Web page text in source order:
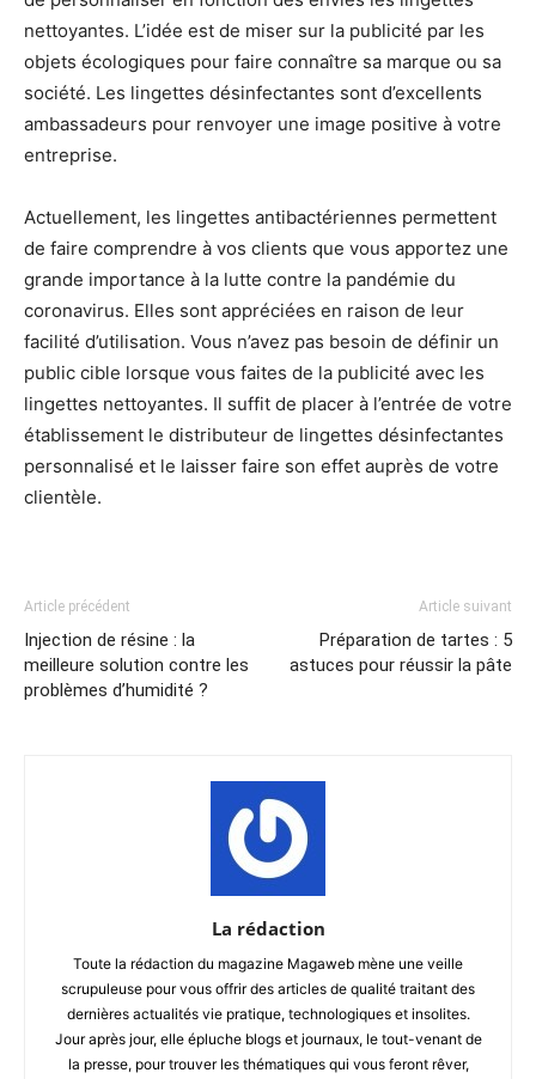
nettoyantes. L’idée est de miser sur la publicité par les
objets écologiques pour faire connaître sa marque ou sa
société. Les lingettes désinfectantes sont d’excellents
ambassadeurs pour renvoyer une image positive à votre
entreprise.
Actuellement, les lingettes antibactériennes permettent
de faire comprendre à vos clients que vous apportez une
grande importance à la lutte contre la pandémie du
coronavirus. Elles sont appréciées en raison de leur
facilité d’utilisation. Vous n’avez pas besoin de définir un
public cible lorsque vous faites de la publicité avec les
lingettes nettoyantes. Il suffit de placer à l’entrée de votre
établissement le distributeur de lingettes désinfectantes
personnalisé et le laisser faire son effet auprès de votre
clientèle.
Article précédent
Injection de résine : la
meilleure solution contre les
problèmes d’humidité ?
Article suivant
Préparation de tartes : 5
astuces pour réussir la pâte
La rédaction
Toute la rédaction du magazine Magaweb mène une veille
scrupuleuse pour vous offrir des articles de qualité traitant des
dernières actualités vie pratique, technologiques et insolites.
Jour après jour, elle épluche blogs et journaux, le tout-venant de
la presse, pour trouver les thématiques qui vous feront rêver,